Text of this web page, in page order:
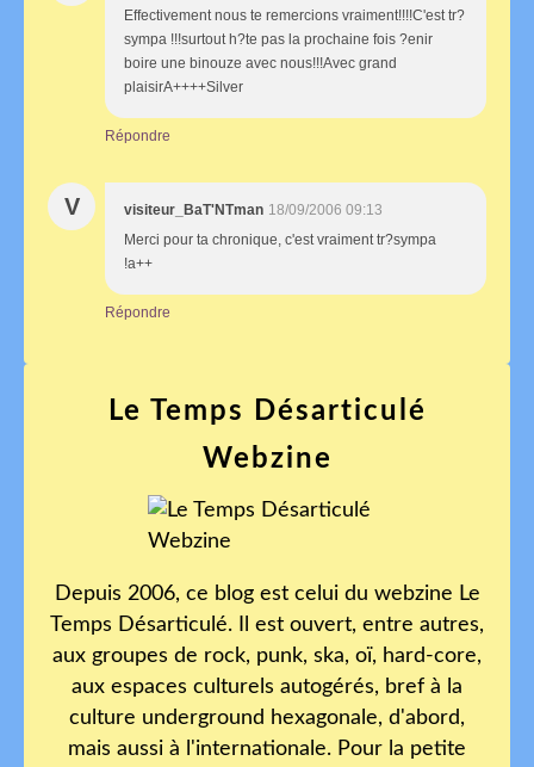
Effectivement nous te remercions vraiment!!!!C'est tr?
sympa !!!surtout h?te pas la prochaine fois ?enir
boire une binouze avec nous!!!Avec grand
plaisirA++++Silver
Répondre
V visiteur_BaT'NTman 18/09/2006 09:13
Merci pour ta chronique, c'est vraiment tr?sympa
!a++
Répondre
Le Temps Désarticulé
Webzine
Depuis 2006, ce blog est celui du webzine Le
Temps Désarticulé. Il est ouvert, entre autres,
aux groupes de rock, punk, ska, oï, hard-core,
aux espaces culturels autogérés, bref à la
culture underground hexagonale, d'abord,
mais aussi à l'internationale. Pour la petite